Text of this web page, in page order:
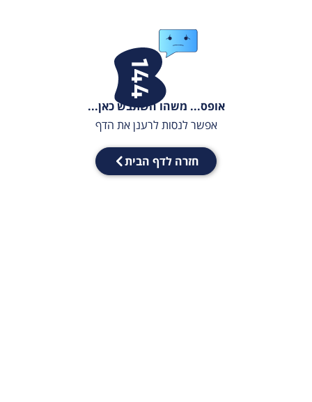
אופס... משהו השתבש כאן...
אפשר לנסות לרענן את הדף
חזרה לדף הבית